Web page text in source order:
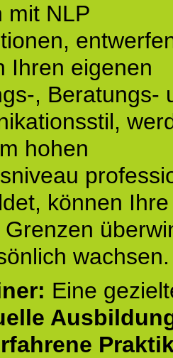
mit NLP
Ihren eigenen
, Beratungs-
hohen
können Ihre
wachsen.
Eine